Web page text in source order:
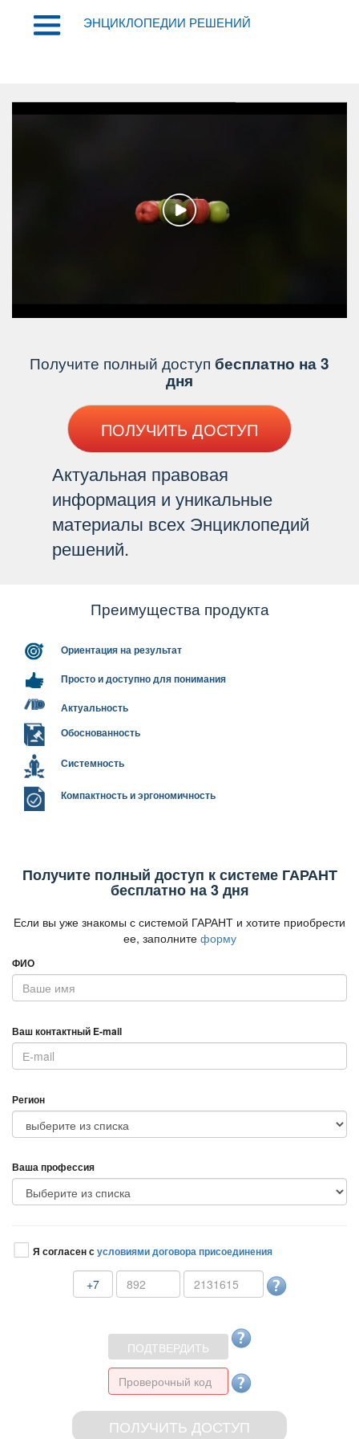
ЭНЦИКЛОПЕДИИ РЕШЕНИЙ
Получите полный доступ есплатно на 3
дня
ПОЛУЧИТЬ ДОСТУП
Актуальная правовая
информация и уникальные
материалы всех Энциклопедий
решений.
Преимущества продукта
Ориентация на результат
Просто и доступно для понимания
Актуальность
Обоснованность
Системность
Компактность и эргономичность
Получите полный доступ к системе ГАРАНТ
есплатно на 3 дня
Если вы уже знакомы с системой ГАРАНТ и хотите приобрести
ее, заполните форму
ФИО
аш контактный E-mail
Регион
аша профессия
Я согласен сусловиями договора присоединения
+7